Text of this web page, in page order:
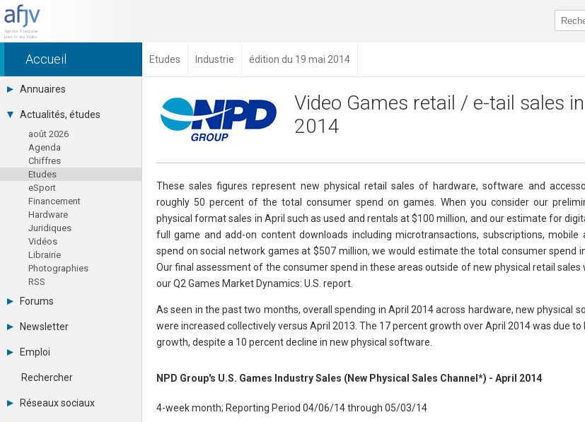
Accueil Etudes Industrie édition du 19 mai 2014
Annuaires
Toutes les sociétés (691)
Studios (418)
Editeurs (49)
Distributeurs (16)
Hard. / Accessoires (10)
Middlewares (15)
Prestataires (99)
Assoc. / Syndicats (21)
Formations / Ecoles (46)
Presse spécialisée (17)
Actualités, études
août 2026
Agenda
Chiffres
Etudes
eSport
Financement
Hardware
Juridiques
Vidéos
Librairie
Photographies
RSS
Forums
Tous les forums
Se connecter
Messages privés
Contacter un modérateur
Newsletter
Archives
Abonnement
Emploi
Consulter les annonces
Observatoire de l'emploi
Rechercher
Réseaux sociaux
Video Games retail / e-tail sales
2014
These sales figures represent new physical retail sales of hardware, software and
roughly 50 percent of the total consumer spend on games. When you consider our
physical format sales in April such as used and rentals at $100 million, and our estimate for
full game and add-on content downloads including microtransactions, subscriptions, mobile
spend on social network games at $507 million, we would estimate the total consumer spend
Our final assessment of the consumer spend in these areas outside of new physical retail sales
our Q2 Games Market Dynamics: U.S. report.
As seen in the past two months, overall spending in April 2014 across hardware, new physical
were increased collectively versus April 2013. The 17 percent growth over April 2014 was due
growth, despite a 10 percent decline in new physical software.
NPD Group's U.S. Games Industry Sales (New Physical Sales Channel*) - April 2014
4-week month; Reporting Period 04/06/14 through 05/03/14